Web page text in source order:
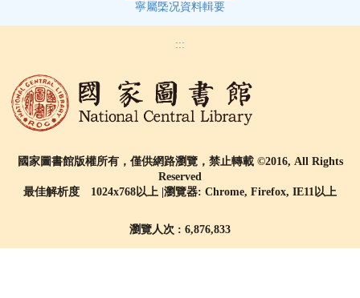
寧屬㮣况資料輯要
:::
國家圖書館版權所有，僅供網路瀏覽，禁止轉載 ©2016, All Rights
Reserved
最佳解析度 1024x768以上 |瀏覽器: Chrome, Firefox, IE11以上
瀏覽人次 : 6,876,833